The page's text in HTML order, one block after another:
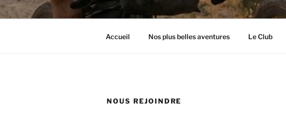
Accueil Nos plus belles aventures Le Club
NOUS REJOINDRE